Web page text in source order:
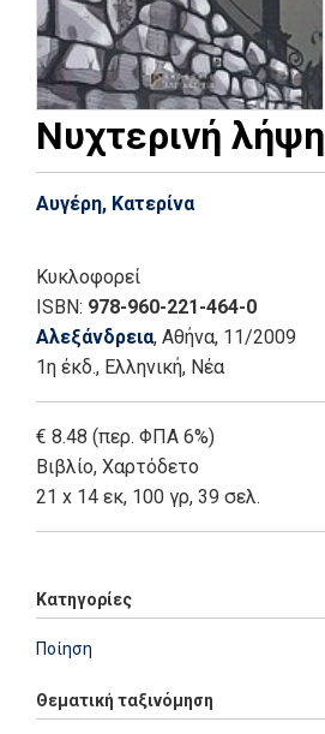
Νυχτερινή λήψη
Αυγέρη, Κατερίνα
Κυκλοφορεί
ISBN: 978-960-221-464-0
Αλεξάνδρεια, Αθήνα, 11/2009
1η έκδ., Ελληνική, Νέα
€ 8.48 (περ. ΦΠΑ 6%)
Βιβλίο, Χαρτόδετο
21 x 14 εκ, 100 γρ, 39 σελ.
Κατηγορίες
Ποίηση
Θεματική ταξινόμηση